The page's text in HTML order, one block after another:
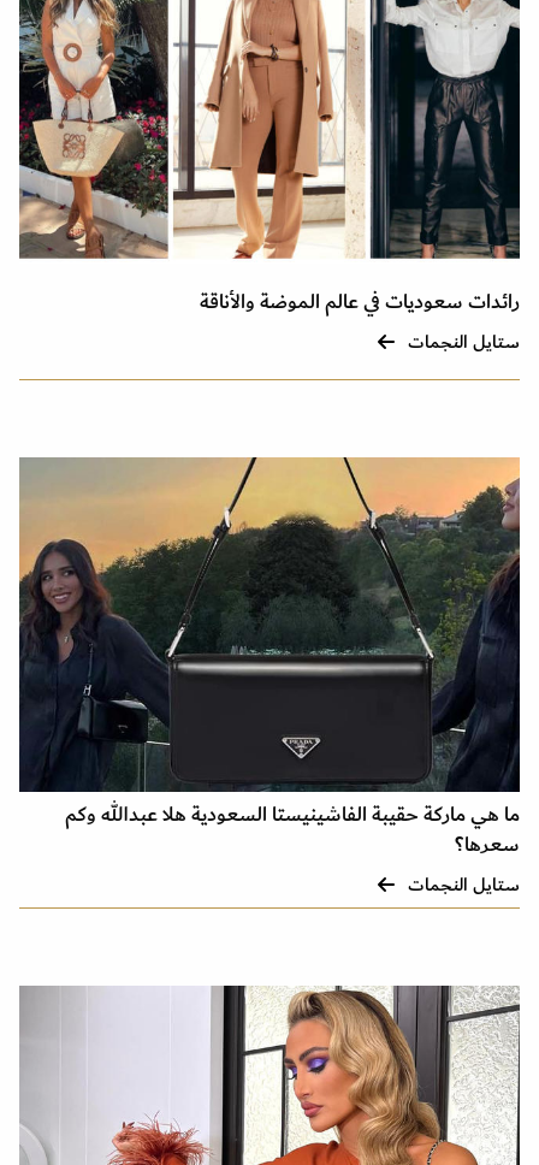
رائدات سعوديات في عالم الموضة والأناقة
ستايل النجمات
ما هي ماركة حقيبة الفاشينيستا السعودية هلا عبدالله وكم
سعرها؟
ستايل النجمات